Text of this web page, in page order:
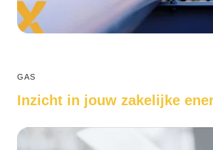
GAS
Inzicht in jouw zakelijke